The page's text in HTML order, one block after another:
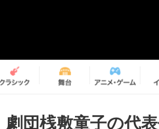
劇団桟敷童子の代